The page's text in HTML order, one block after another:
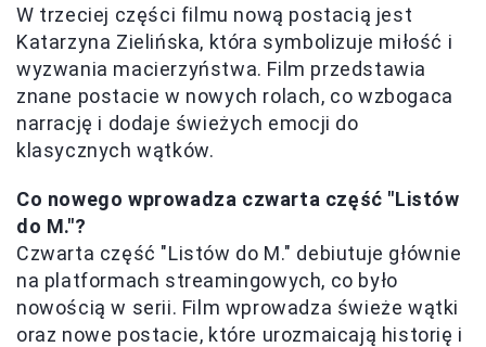
W trzeciej części filmu nową postacią jest
Katarzyna Zielińska, która symbolizuje miłość i
wyzwania macierzyństwa. Film przedstawia
znane postacie w nowych rolach, co wzbogaca
narrację i dodaje świeżych emocji do
klasycznych wątków.
Co nowego wprowadza czwarta część "Listów
do M."?
Czwarta część "Listów do M." debiutuje głównie
na platformach streamingowych, co było
nowością w serii. Film wprowadza świeże wątki
oraz nowe postacie, które urozmaicają historię i